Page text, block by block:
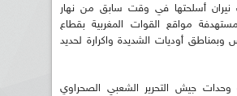
نيران أسلحتها في وقت سابق من نهار
مواقع القوات المغربية بقطاع
وبمناطق أوديات الشديدة واكرارة لحديد
جيش التحرير الشعبي الصحراوي